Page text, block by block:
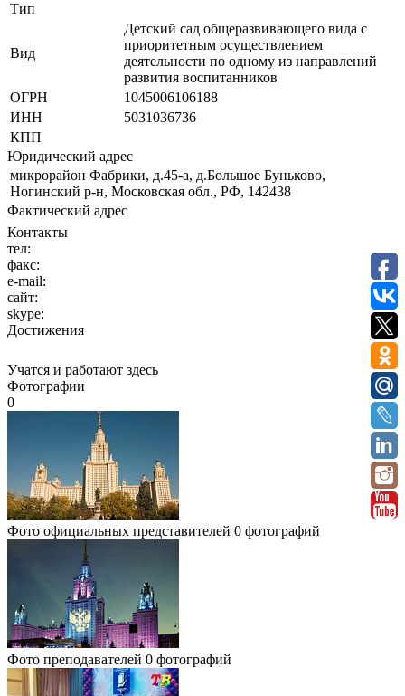
Тип
Вид
Детский сад общеразвивающего вида с
приоритетным осуществлением
деятельности по одному из направлений
развития воспитанников
ОГРН
1045006106188
ИНН
5031036736
КПП
Юридический адрес
микрорайон Фабрики, д.45-а, д.Большое Буньково,
Ногинский р-н, Московская обл., РФ, 142438
Фактический адрес
Контакты
тел:
факс:
e-mail:
сайт:
skype:
Достижения
Учатся и работают здесь
Фотографии
0
Фото официальных представителей 0 фотографий
Фото преподавателей 0 фотографий